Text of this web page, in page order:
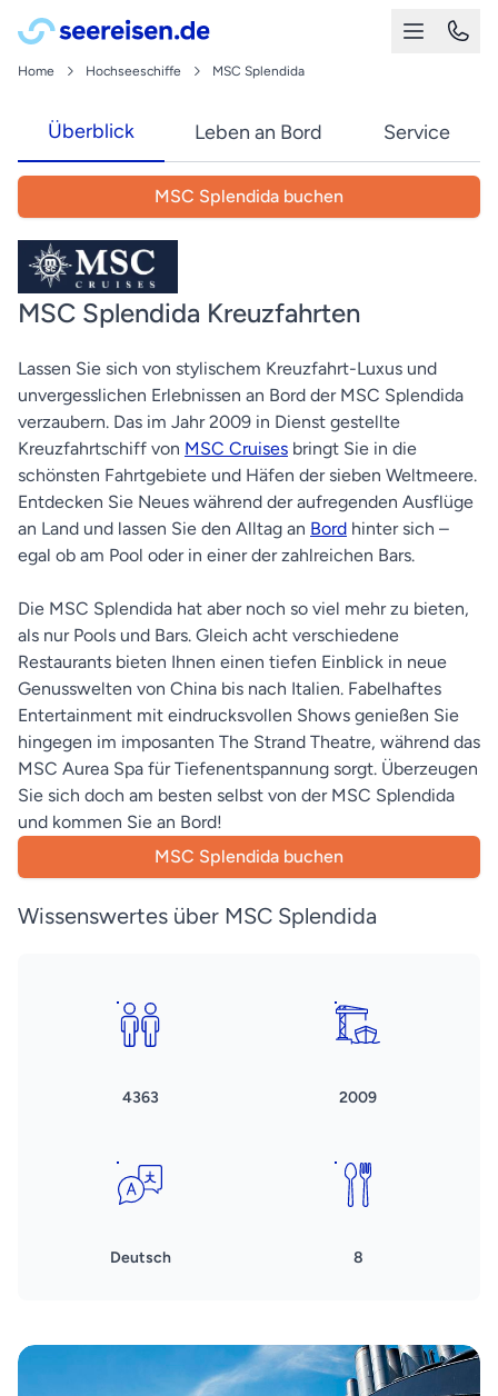
Home Hochseeschiffe MSC Splendida
Überblick Leben an Bord Service
MSC Splendida buchen
MSC Splendida Kreuzfahrten
Lassen Sie sich von stylischem Kreuzfahrt-Luxus und
unvergesslichen Erlebnissen an Bord der MSC Splendida
verzaubern. Das im Jahr 2009 in Dienst gestellte
Kreuzfahrtschiff von MSC Cruises bringt Sie in die
schönsten Fahrtgebiete und Häfen der sieben Weltmeere.
Entdecken Sie Neues während der aufregenden Ausflüge
an Land und lassen Sie den Alltag an Bord hinter sich –
egal ob am Pool oder in einer der zahlreichen Bars.
Die MSC Splendida hat aber noch so viel mehr zu bieten,
als nur Pools und Bars. Gleich acht verschiedene
Restaurants bieten Ihnen einen tiefen Einblick in neue
Genusswelten von China bis nach Italien. Fabelhaftes
Entertainment mit eindrucksvollen Shows genießen Sie
hingegen im imposanten The Strand Theatre, während das
MSC Aurea Spa für Tiefenentspannung sorgt. Überzeugen
Sie sich doch am besten selbst von der MSC Splendida
und kommen Sie an Bord!
MSC Splendida buchen
Wissenswertes über MSC Splendida
4363 2009
Deutsch 8